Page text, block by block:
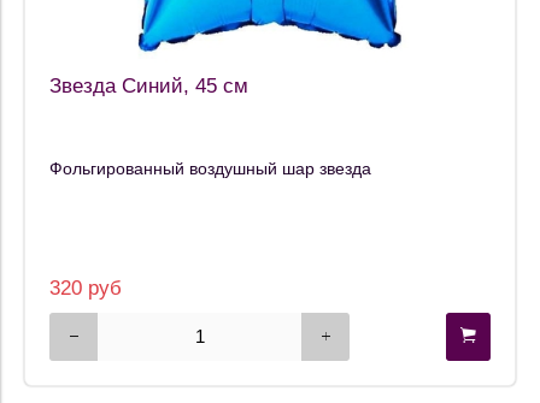
Звезда Синий, 45 см
Фольгированный воздушный шар звезда
320 руб